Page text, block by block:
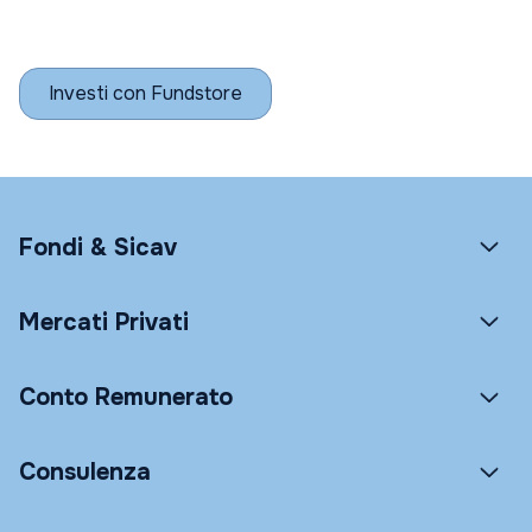
Investi con Fundstore
Fondi & Sicav
Mercati Privati
Conto Remunerato
Consulenza